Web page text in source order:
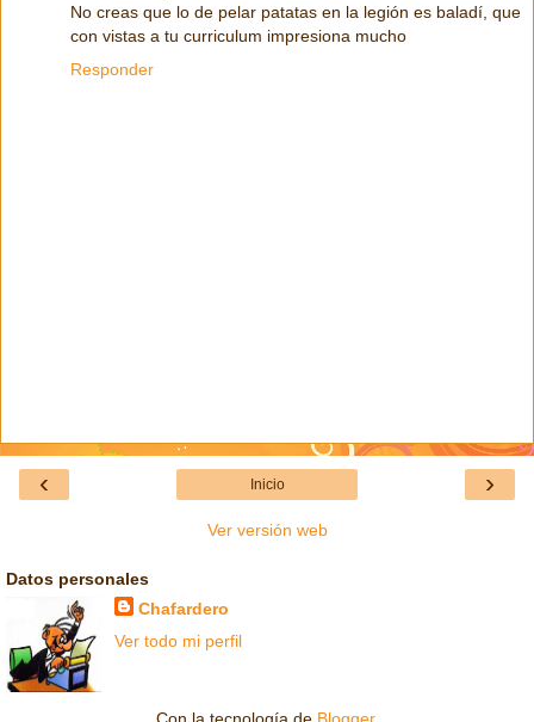
No creas que lo de pelar patatas en la legión es baladí, que
con vistas a tu curriculum impresiona mucho
Responder
‹ ›
Inicio
Ver versión web
Datos personales
Chafardero
Ver todo mi perfil
Con la tecnología de Blogger.